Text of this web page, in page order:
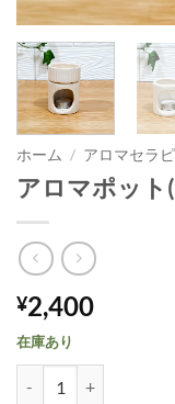
ホーム / アロマセラ
アロマポッ
¥2,400
在庫あり